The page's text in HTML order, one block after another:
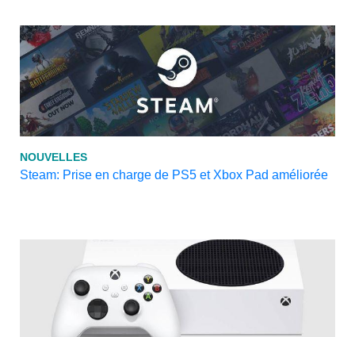
NOUVELLES
Steam: Prise en charge de PS5 et Xbox Pad améliorée